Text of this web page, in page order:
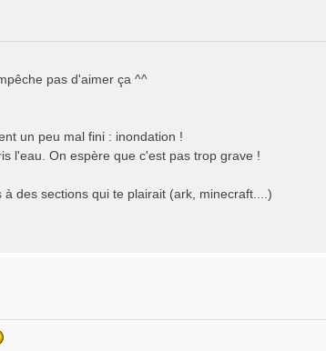
pas d'aimer ça ^^
un peu mal fini : inondation !
l'eau. On espère que c'est pas trop grave !
des sections qui te plairait (ark, minecraft....)